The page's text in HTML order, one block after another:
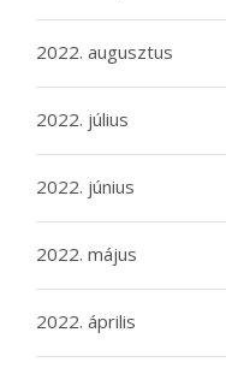
2022. augusztus
2022. július
2022. június
2022. május
2022. április